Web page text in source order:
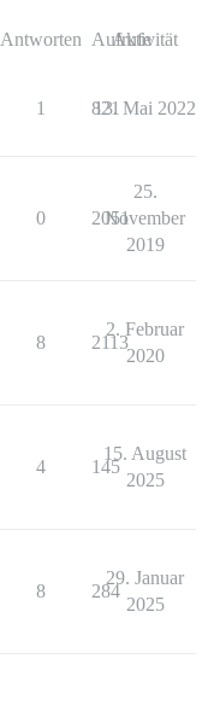
Antworten Aufrufe
Aktivität
1 821
13. Mai 2022
0 2051
25.
November
2019
8 2113
2. Februar
2020
4 145
15. August
2025
8 284
29. Januar
2025